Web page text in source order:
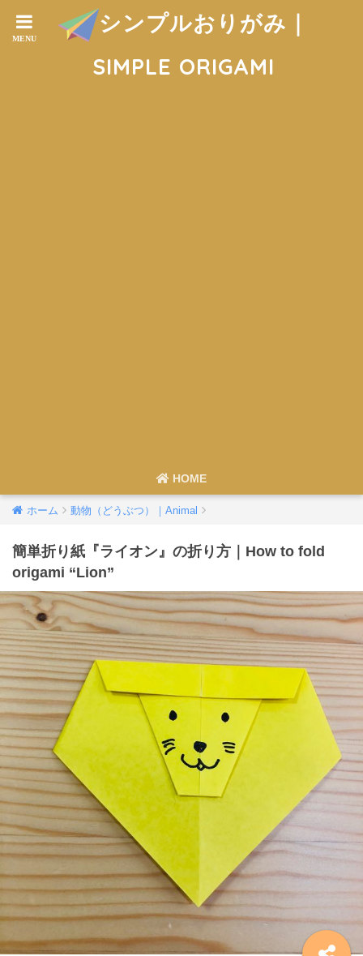
シンプルおりがみ｜
SIMPLE ORIGAMI
HOME
ホーム 動物（どうぶつ）｜Animal
簡単折り紙『ライオン』の折り方｜How to fold
origami “Lion”